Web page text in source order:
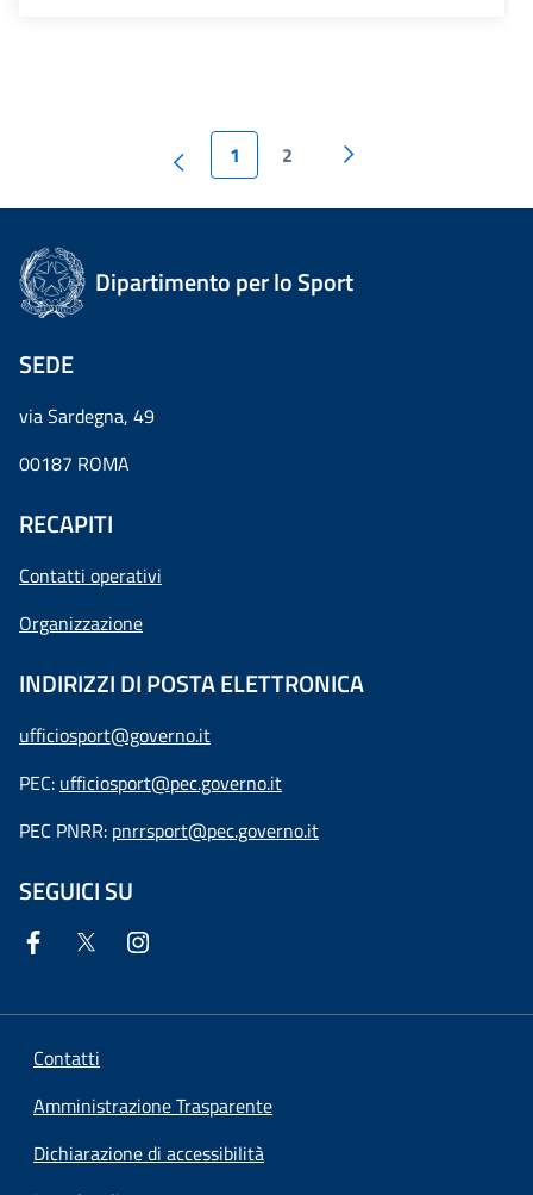
1 2
Dipartimento per lo Sport
SEDE
via Sardegna, 49
00187 ROMA
RECAPITI
Contatti operativi
Organizzazione
INDIRIZZI DI POSTA ELETTRONICA
ufficiosport@governo.it
PEC: ufficiosport@pec.governo.it
PEC PNRR: pnrrsport@pec.governo.it
SEGUICI SU
Contatti
Amministrazione Trasparente
Dichiarazione di accessibilità